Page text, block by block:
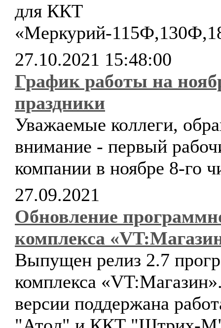
для ККТ
«Меркурий-
27.10.2021 15:48:00
График работы на
праздники
Уважаемые коллеги,
внимание - первый
компании в ноябре 8-го
27.09.2021
Обновление
комплекса
Выпущен релиз 2.7
комплекса
версии поддержана